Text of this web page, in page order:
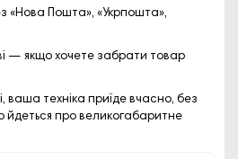
«Нова Пошта», «Укрпошта»,
— якщо хочете забрати товар
ваша техніка приїде вчасно, без
йдеться про великогабаритне